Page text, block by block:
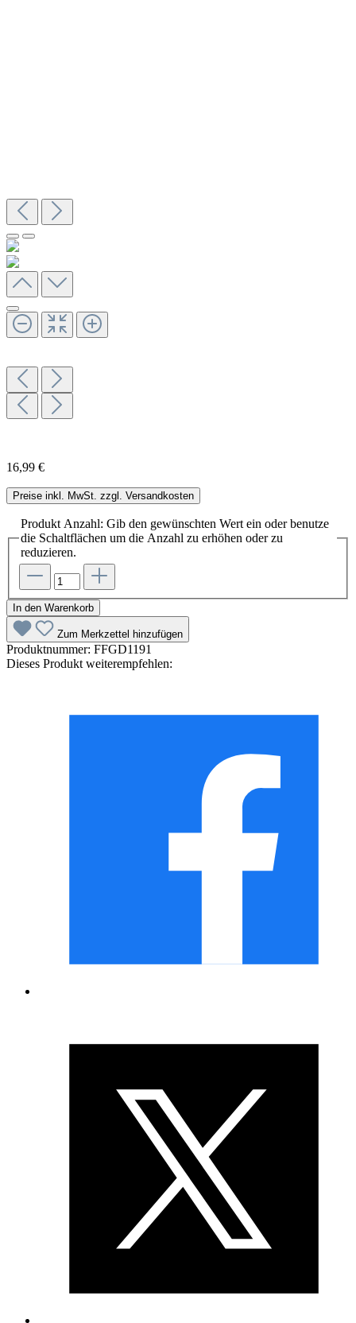
16,99 €
Preise inkl. MwSt. zzgl. Versandkosten
Produkt Anzahl: Gib den gewünschten Wert ein oder benutze
die Schaltflächen um die Anzahl zu erhöhen oder zu
reduzieren.
In den Warenkorb
Zum Merkzettel hinzufügen
Produktnummer: FFGD1191
Dieses Produkt weiterempfehlen: